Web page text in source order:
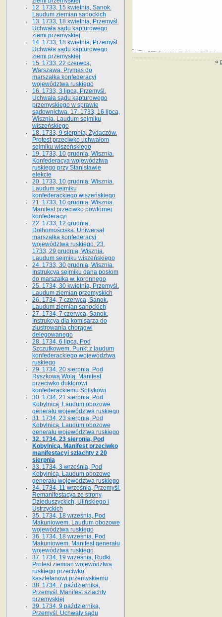
«
12. 1733, 15 kwietnia, Sanok.
Laudum ziemian sanockich
13. 1733, 18 kwietnia, Przemyśl.
Uchwała sądu kapturowego
ziemi przemyskiej
14. 1733, 18 kwietnia, Przemyśl.
Uchwała sądu kapturowego
ziemi przemyskiej
15. 1733, 22 czerwca,
Warszawa. Prymas do
marszałka konfederacyi
województwa ruskiego
16. 1733, 3 lipca, Przemyśl.
Uchwała sądu kapturowego
przemyskiego w sprawie
sądownictwa. 17. 1733, 16 lipca,
Wisznia. Laudum sejmiku
wiszeńskiego
18. 1733, 9 sierpnia, Żydaczów.
Protest przeciwko uchwałom
sejmiku wiszeńskiego
19. 1733, 10 grudnia, Wisznia.
Konfederacya województwa
ruskiego przy Stanisławie
elekcie
20. 1733, 10 grudnia, Wisznia.
Laudum sejmiku
konfederackiego wiszeńskiego
21. 1733, 10 grudnia, Wisznia.
Manifest przeciwko powtórnej
konfederacyi
22. 1733, 12 grudnia,
Dołhomościska. Uniwersał
marszałka konfederacyi
województwa ruskiego. 23.
1733, 29 grudnia, Wisznia.
Laudum sejmiku wiszeńskiego
24. 1733, 30 grudnia, Wisznia.
Instrukcya sejmiku dana posłom
do marszałka w. koronnego
25. 1734, 30 kwietnia, Przemyśl.
Laudum ziemian przemyskich
26. 1734, 7 czerwca, Sanok.
Laudum ziemian sanockich
27. 1734, 7 czerwca, Sanok.
Instrukcya dla komisarza do
zlustrowania chorągwi
delegowanego
28. 1734, 6 lipca, Pod
Szczutkowem. Punkt z laudum
konfederackiego województwa
ruskiego
29. 1734, 20 sierpnia, Pod
Ryszkową Wolą. Manifest
przeciwko duktorowi
konfederackiemu Sołtykowi
30. 1734, 21 sierpnia, Pod
Kobylnicą. Laudum obozowe
generału województwa ruskiego
31. 1734, 23 sierpnia, Pod
Kobylnicą. Laudum obozowe
generału województwa ruskiego
32. 1734, 23 sierpnia, Pod
Kobylnicą. Manifest przeciwko
manifestacyi szlachty z 20
sierpnia
33. 1734, 3 września, Pod
Kobylnicą. Laudum obozowe
generału województwa ruskiego
34. 1734, 11 września, Przemyśl.
Remanifestacya ze strony
Dzieduszyckich, Ulińskiego i
Ustrzyckich
35. 1734, 18 września, Pod
Makuniowem. Laudum obozowe
województwa ruskiego
36. 1734, 18 września, Pod
Makuniowem. Manifest generału
województwa ruskiego
37. 1734, 19 września, Rudki.
Protest ziemian województwa
ruskiego przeciwko
kasztelanowi przemyskiemu
38. 1734, 7 października,
Przemyśl. Manifest szlachty
przemyskiej
39. 1734, 9 października,
Przemyśl. Uchwały sądu